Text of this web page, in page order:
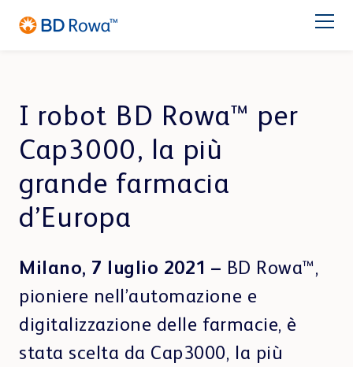
日本語
BD Rowa™ Vmax
BD Rowa™ Smart
SETTORI
Micro Fulfillment Center
Assistenza
Contatti
I robot BD Rowa™ per
Cap3000, la più
grande farmacia
d’Europa
Milano, 7 luglio 2021– BD Rowa™,
pioniere nell’automazione e
digitalizzazione delle farmacie, è
stata scelta da Cap3000, la più